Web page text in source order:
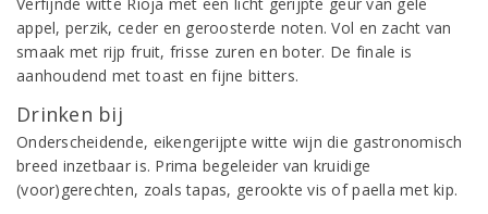
appel, perzik, ceder en geroosterde noten. Vol en zacht van
smaak met rijp fruit, frisse zuren en boter. De finale is
aanhoudend met toast en fijne bitters.
Drinken bij
Onderscheidende, eikengerijpte witte wijn die gastronomisch
breed inzetbaar is. Prima begeleider van kruidige
(voor)gerechten, zoals tapas, gerookte vis of paella met kip.